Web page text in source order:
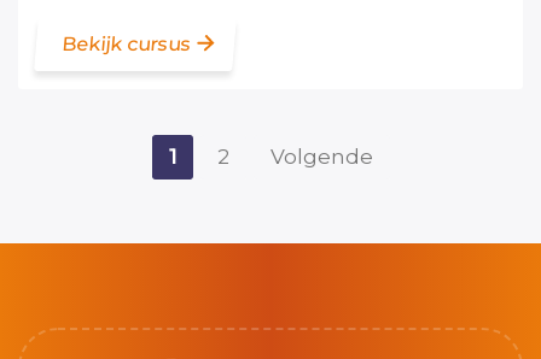
Bekijk cursus
1 2 Volgende